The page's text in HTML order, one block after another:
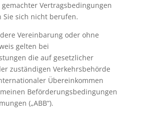
Vertragsbedingungen
Sie sich nicht berufen.
Vereinbarung oder ohne
gelten bei
die auf gesetzlicher
zuständigen Verkehrsbehörde
Übereinkommen
Beförderungsbedingungen
(„ABB“).